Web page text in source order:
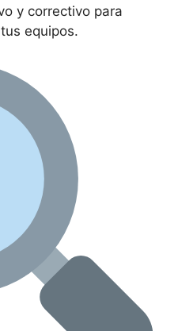
y correctivo para
equipos.